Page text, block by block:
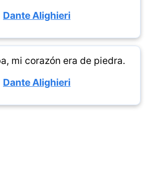
Dante Alighieri
mi corazón era de piedra.
Dante Alighieri